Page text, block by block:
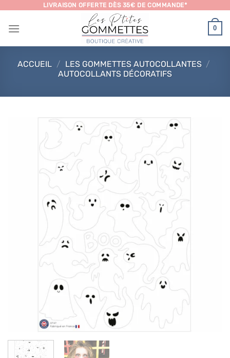
contenu
LIVRAISON OFFERTE DÈS 35€ DE COMMANDE*
0
ACCUEIL / LES GOMMETTES AUTOCOLLANTES /
AUTOCOLLANTS DÉCORATIFS